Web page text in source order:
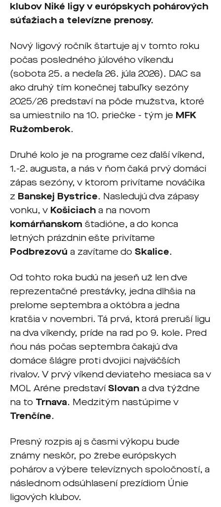
klubov Niké ligy v európskych pohárových
súťažiach a televízne prenosy.
Nový ligový ročník štartuje aj v tomto roku
počas posledného júlového víkendu
(sobota 25. a nedeľa 26. júla 2026). DAC sa
ako druhý tím konečnej tabuľky sezóny
2025/26 predstaví na pôde mužstva, ktoré
sa umiestnilo na 10. priečke - tým je MFK
Ružomberok.
Druhé kolo je na programe cez ďalší víkend,
1.-2. augusta, a nás v ňom čaká prvý domáci
zápas sezóny, v ktorom privítame nováčika
z Banskej Bystrice. Nasledujú dva zápasy
vonku, v Košiciach a na novom
komárňanskom štadióne, a do konca
letných prázdnin ešte privítame
Podbrezovú a zavítame do Skalice.
Od tohto roka budú na jeseň už len dve
reprezentačné prestávky, jedna dlhšia na
prelome septembra a októbra a jedna
kratšia v novembri. Tá prvá, ktorá preruší ligu
na dva víkendy, príde na rad po 9. kole. Pred
ňou nás počas septembra čakajú dva
domáce šlágre proti dvojici najväčších
rivalov. V prvý víkend deviateho mesiaca sa v
MOL Aréne predstavíSlovan a dva týždne
na to Trnava. Medzitým nastúpime v
Trenčíne.
Presný rozpis aj s časmi výkopu bude
známy neskôr, po žrebe európskych
pohárov a výbere televíznych spoločností, a
následnom odsúhlasení prezídiom Únie
ligových klubov.